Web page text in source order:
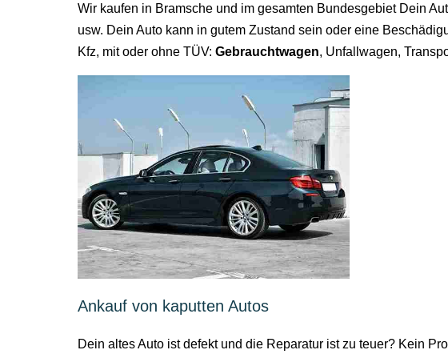
Wir kaufen in Bramsche und im gesamten Bundesgebiet Dein
usw. Dein Auto kann in gutem Zustand sein oder eine
Kfz, mit oder ohne TÜV: Gebrauchtwagen, Unfallwagen,
Ankauf von kaputten Autos
Dein altes Auto ist defekt und die Reparatur ist zu teuer? Kein